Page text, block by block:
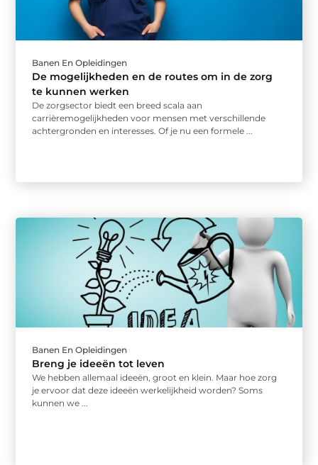
Banen En Opleidingen
De mogelijkheden en de routes om in de zorg
te kunnen werken
De zorgsector biedt een breed scala aan
carrièremogelijkheden voor mensen met verschillende
achtergronden en interesses. Of je nu een formele ...
Banen En Opleidingen
Breng je ideeën tot leven
We hebben allemaal ideeën, groot en klein. Maar hoe zorg
je ervoor dat deze ideeën werkelijkheid worden? Soms
kunnen we ...